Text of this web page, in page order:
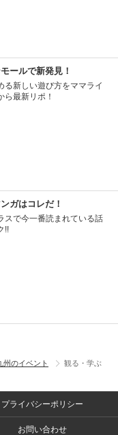
ールで新発見！
る新しい遊び方をママライ
ら最新リポ！
ガはコレだ！
スで今一番読まれている話
!!
州のイベント 観る・学ぶ
プライバシーポリシー
お問い合わせ